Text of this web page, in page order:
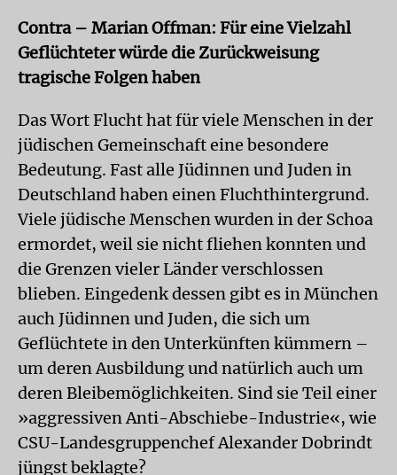
Contra – Marian Offman: Für eine Vielzahl
Geflüchteter würde die Zurückweisung
tragische Folgen haben
Das Wort Flucht hat für viele Menschen in der
jüdischen Gemeinschaft eine besondere
Bedeutung. Fast alle Jüdinnen und Juden in
Deutschland haben einen Fluchthintergrund.
Viele jüdische Menschen wurden in der Schoa
ermordet, weil sie nicht fliehen konnten und
die Grenzen vieler Länder verschlossen
blieben. Eingedenk dessen gibt es in München
auch Jüdinnen und Juden, die sich um
Geflüchtete in den Unterkünften kümmern –
um deren Ausbildung und natürlich auch um
deren Bleibemöglichkeiten. Sind sie Teil einer
»aggressiven Anti-Abschiebe-Industrie«, wie
CSU-Landesgruppenchef Alexander Dobrindt
jüngst beklagte?